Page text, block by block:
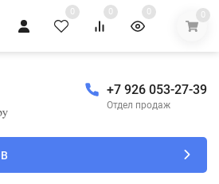
0 0 0 0
+7 926 053-27-39
Отдел продаж